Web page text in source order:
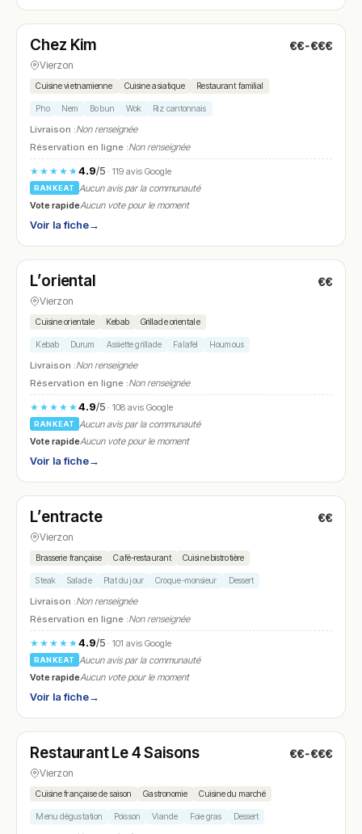
N° 6
Chez Kim €€-€€€
Vierzon
Cuisine vietnamienne Cuisine asiatique Restaurant familial
Pho Nem Bo bun Wok Riz cantonnais
Livraison :Non renseignée
Réservation en ligne :Non renseignée
★★★★★4.9/5· 119 avis Google
RANKEAT
Aucun avis par la communauté
Vote rapideAucun vote pour le moment
Voir la fiche→
N° 7
L’oriental €€
Vierzon
Cuisine orientale Kebab Grillade orientale
Kebab Durum Assiette grillade Falafel Houmous
Livraison :Non renseignée
Réservation en ligne :Non renseignée
★★★★★4.9/5· 108 avis Google
RANKEAT
Aucun avis par la communauté
Vote rapideAucun vote pour le moment
Voir la fiche→
N° 8
L’entracte €€
Vierzon
Brasserie française Café-restaurant Cuisine bistrotière
Steak Salade Plat du jour Croque-monsieur Dessert
Livraison :Non renseignée
Réservation en ligne :Non renseignée
★★★★★4.9/5· 101 avis Google
RANKEAT
Aucun avis par la communauté
Vote rapideAucun vote pour le moment
Voir la fiche→
N° 9
Restaurant Le 4 Saisons €€-€€€
Vierzon
Cuisine française de saison Gastronomie Cuisine du marché
Menu dégustation Poisson Viande Foie gras Dessert